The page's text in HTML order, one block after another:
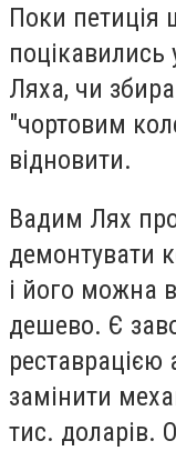
Поки петиція
поцікавились
Ляха, чи
"чортовим
відновити.
Вадим Лях
демонтувати
і його можна
дешево. Є
реставрацією
замінити
тис. доларів.